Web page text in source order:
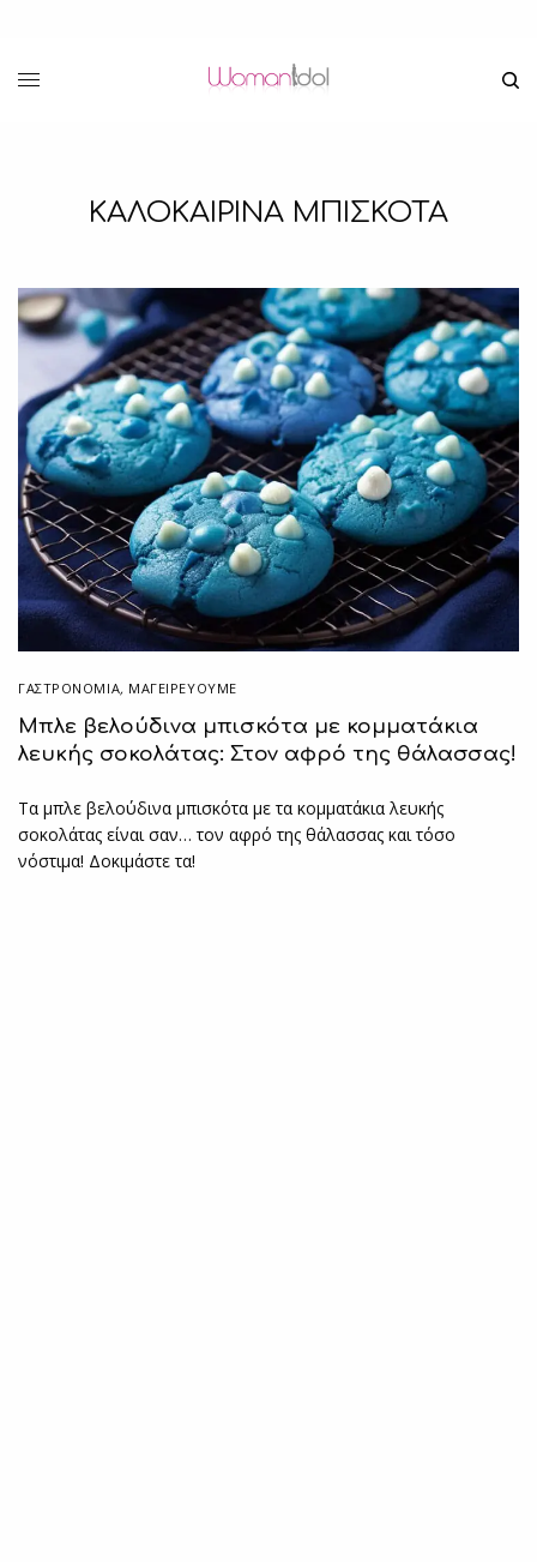
ΚΑΛΟΚΑΙΡΙΝΑ ΜΠΙΣΚΟΤΑ
ΓΑΣΤΡΟΝΟΜΙΑ, ΜΑΓΕΙΡΕΎΟΥΜΕ
Μπλε βελούδινα μπισκότα με κομματάκια
λευκής σοκολάτας: Στον αφρό της θάλασσας!
Τα μπλε βελούδινα μπισκότα με τα κομματάκια λευκής
σοκολάτας είναι σαν… τον αφρό της θάλασσας και τόσο
νόστιμα! Δοκιμάστε τα!